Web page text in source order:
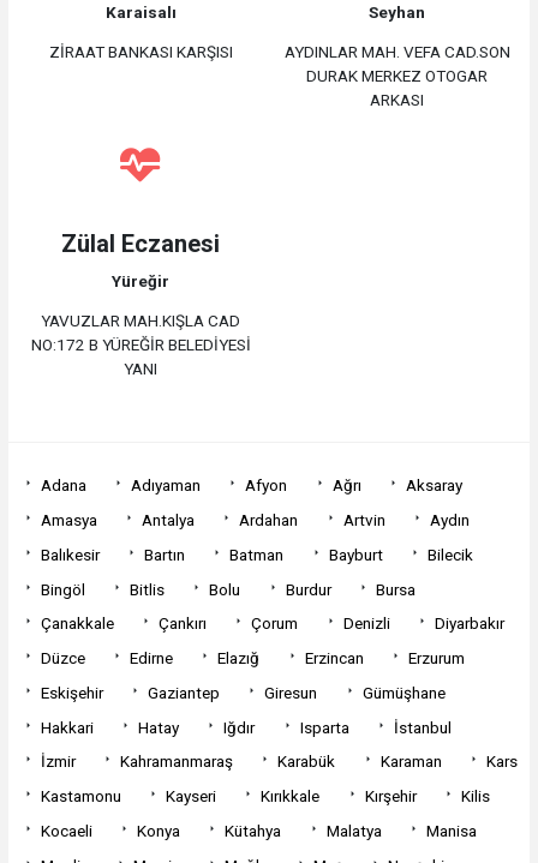
Karaisalı
ZİRAAT BANKASI KARŞISI
Seyhan
AYDINLAR MAH. VEFA CAD.SON
DURAK MERKEZ OTOGAR
ARKASI
Zülal Eczanesi
Yüreğir
YAVUZLAR MAH.KIŞLA CAD
NO:172 B YÜREĞİR BELEDİYESİ
YANI
Adana Adıyaman Afyon Ağrı
Aksaray
Amasya
Antalya Ardahan Artvin
Aydın
Balıkesir
Bartın Batman Bayburt
Bilecik
Bingöl
Bitlis Bolu Burdur
Bursa
Çanakkale
Çankırı Çorum Denizli
Diyarbakır
Düzce
Edirne Elazığ Erzincan
Erzurum
Eskişehir
Gaziantep Giresun
Gümüşhane
Hakkari
Hatay Iğdır Isparta
İstanbul
İzmir
Kahramanmaraş Karabük Karaman
Kars
Kastamonu
Kayseri Kırıkkale Kırşehir
Kilis
Kocaeli
Konya Kütahya Malatya
Manisa